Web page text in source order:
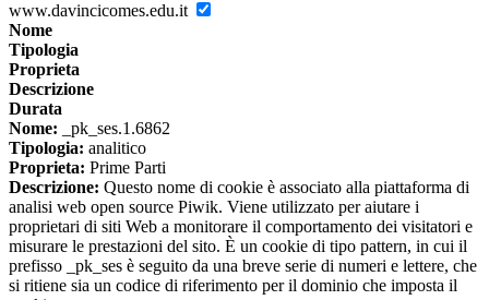
www.davincicomes.edu.it
Nome
Tipologia
Proprieta
Descrizione
Durata
Nome: _pk_ses.1.6862
Tipologia: analitico
Proprieta: Prime Parti
Descrizione: Questo nome di cookie è associato alla piattaforma di
analisi web open source Piwik. Viene utilizzato per aiutare i
proprietari di siti Web a monitorare il comportamento dei visitatori e
misurare le prestazioni del sito. È un cookie di tipo pattern, in cui il
prefisso _pk_ses è seguito da una breve serie di numeri e lettere, che
si ritiene sia un codice di riferimento per il dominio che imposta il